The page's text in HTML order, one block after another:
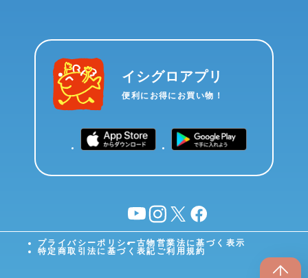
イシグロアプリ
便利にお得にお買い物！
YouTubeinstagram
X facebook
プライバシーポリシー古物営業法に基づく表示
特定商取引法に基づく表記 ご利用規約